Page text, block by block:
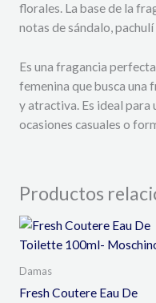
florales. La base de la
notas de sándalo,
Es una fragancia
femenina que busca una
y atractiva. Es ideal para
ocasiones casuales o
Productos
Damas
Fresh Coutere Eau De